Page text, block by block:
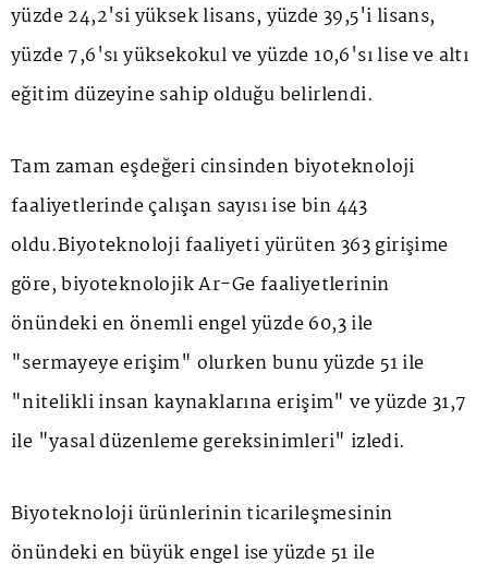
yüzde 24,2'si yüksek lisans, yüzde 39,5'i lisans,
yüzde 7,6'sı yüksekokul ve yüzde 10,6'sı lise ve altı
eğitim düzeyine sahip olduğu belirlendi.
Tam zaman eşdeğeri cinsinden biyoteknoloji
faaliyetlerinde çalışan sayısı ise bin 443
oldu.Biyoteknoloji faaliyeti yürüten 363 girişime
göre, biyoteknolojik Ar-Ge faaliyetlerinin
önündeki en önemli engel yüzde 60,3 ile
"sermayeye erişim" olurken bunu yüzde 51 ile
"nitelikli insan kaynaklarına erişim" ve yüzde 31,7
ile "yasal düzenleme gereksinimleri" izledi.
Biyoteknoloji ürünlerinin ticarileşmesinin
önündeki en büyük engel ise yüzde 51 ile